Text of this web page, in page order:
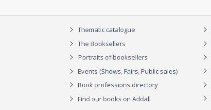
Thematic catalogue
The Booksellers
Portraits of booksellers
Events (Shows, Fairs, Public sales)
Book professions directory
Find our books on Addall